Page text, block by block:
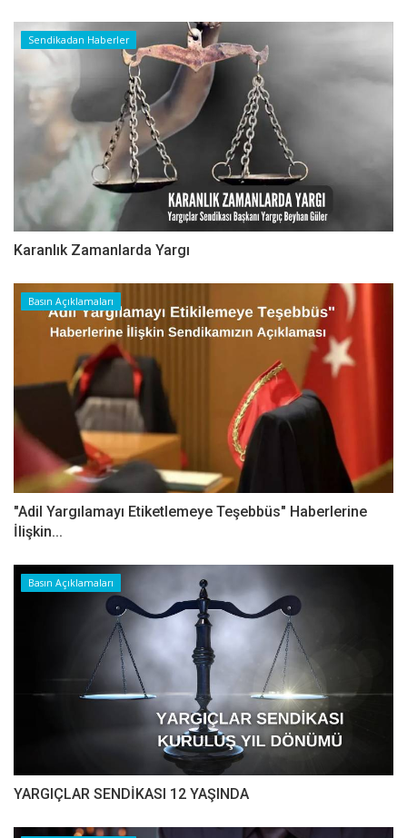
Sendikadan Haberler
Karanlık Zamanlarda Yargı
Basın Açıklamaları
"Adil Yargılamayı Etiketlemeye Teşebbüs" Haberlerine
İlişkin...
Basın Açıklamaları
YARGIÇLAR SENDİKASI 12 YAŞINDA